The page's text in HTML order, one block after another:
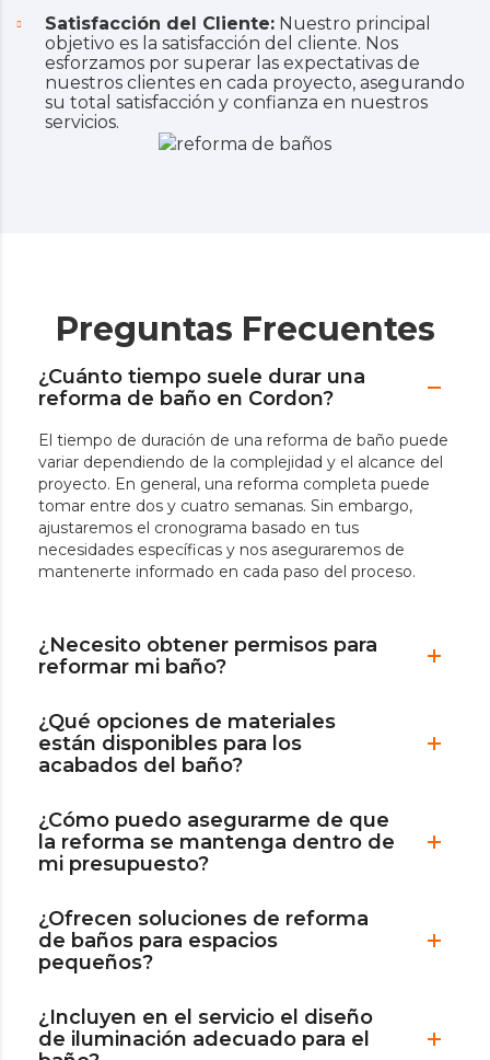
Satisfacción del Cliente: Nuestro principal
objetivo es la satisfacción del cliente. Nos
esforzamos por superar las expectativas de
nuestros clientes en cada proyecto, asegurando
su total satisfacción y confianza en nuestros
servicios.
Preguntas Frecuentes
¿Cuánto tiempo suele durar una
reforma de baño en Cordon?
El tiempo de duración de una reforma de baño puede
variar dependiendo de la complejidad y el alcance del
proyecto. En general, una reforma completa puede
tomar entre dos y cuatro semanas. Sin embargo,
ajustaremos el cronograma basado en tus
necesidades específicas y nos aseguraremos de
mantenerte informado en cada paso del proceso.
¿Necesito obtener permisos para
reformar mi baño?
¿Qué opciones de materiales
están disponibles para los
acabados del baño?
¿Cómo puedo asegurarme de que
la reforma se mantenga dentro de
mi presupuesto?
¿Ofrecen soluciones de reforma
de baños para espacios
pequeños?
¿Incluyen en el servicio el diseño
de iluminación adecuado para el